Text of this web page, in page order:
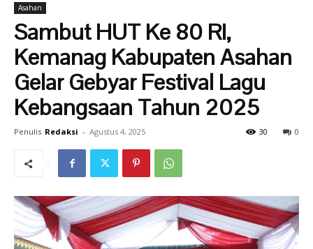
Asahan
Sambut HUT Ke 80 RI,
Kemanag Kabupaten Asahan
Gelar Gebyar Festival Lagu
Kebangsaan Tahun 2025
Penulis Redaksi - Agustus 4, 2025 0
30